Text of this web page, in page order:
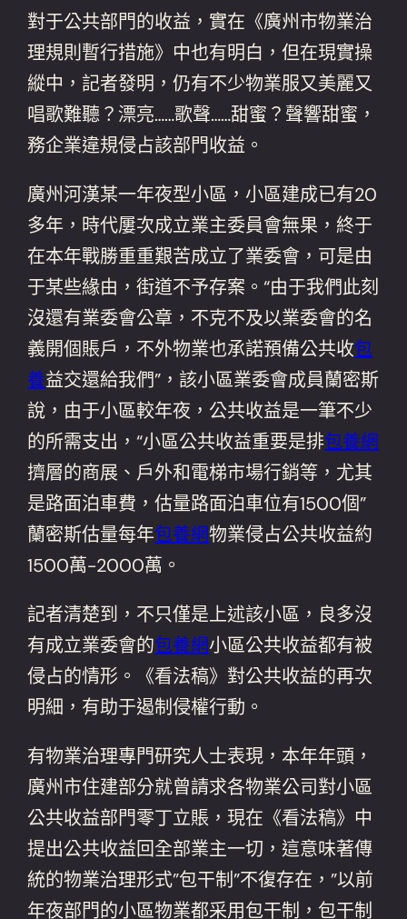
對于公共部門的收益，實在《廣州市物業治
理規則暫行措施》中也有明白，但在現實操
縱中，記者發明，仍有不少物業服又美麗又
唱歌難聽？漂亮……歌聲……甜蜜？聲響甜蜜，
務企業違規侵占該部門收益。
廣州河漢某一年夜型小區，小區建成已有20
多年，時代屢次成立業主委員會無果，終于
在本年戰勝重重艱苦成立了業委會，可是由
于某些緣由，街道不予存案。“由于我們此刻
沒還有業委會公章，不克不及以業委會的名
義開個賬戶，不外物業也承諾預備公共收包
養益交還給我們”，該小區業委會成員蘭密斯
說，由于小區較年夜，公共收益是一筆不少
的所需支出，“小區公共收益重要是排包養網
擠層的商展、戶外和電梯市場行銷等，尤其
是路面泊車費，估量路面泊車位有1500個”
蘭密斯估量每年包養網物業侵占公共收益約
1500萬-2000萬。
記者清楚到，不只僅是上述該小區，良多沒
有成立業委會的包養網小區公共收益都有被
侵占的情形。《看法稿》對公共收益的再次
明細，有助于遏制侵權行動。
有物業治理專門研究人士表現，本年年頭，
廣州市住建部分就曾請求各物業公司對小區
公共收益部門零丁立賬，現在《看法稿》中
提出公共收益回全部業主一切，這意味著傳
統的物業治理形式”包干制”不復存在，”以前
年夜部門的小區物業都采用包干制，包干制